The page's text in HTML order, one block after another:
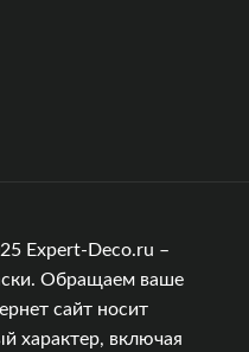
Expert-Deco.ru –
Обращаем ваше
сайт носит
характер, включая